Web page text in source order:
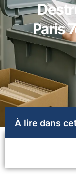
Paris
À lire dans